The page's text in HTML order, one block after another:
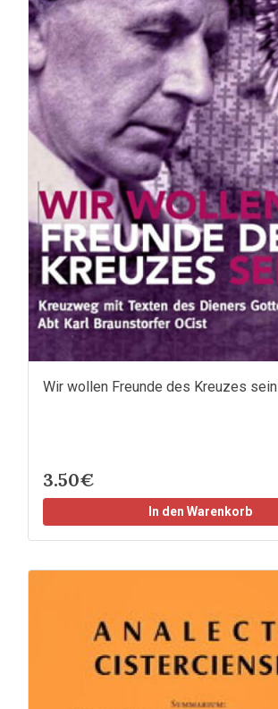
Wir wollen Freunde des Kreuzes sein
3.50€
In den Warenkorb